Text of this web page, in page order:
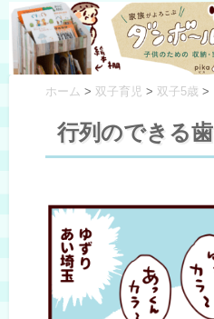
ホーム > 双子育児 > 双子5歳 >
行列のできる